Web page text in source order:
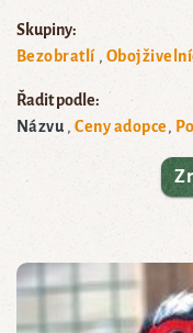
Skupiny:
Bezobratlí
Řadit podle:
Názvu
Ceny adopce